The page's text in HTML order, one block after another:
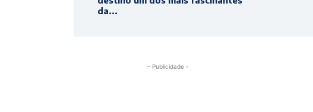
da...
- Publicidade -